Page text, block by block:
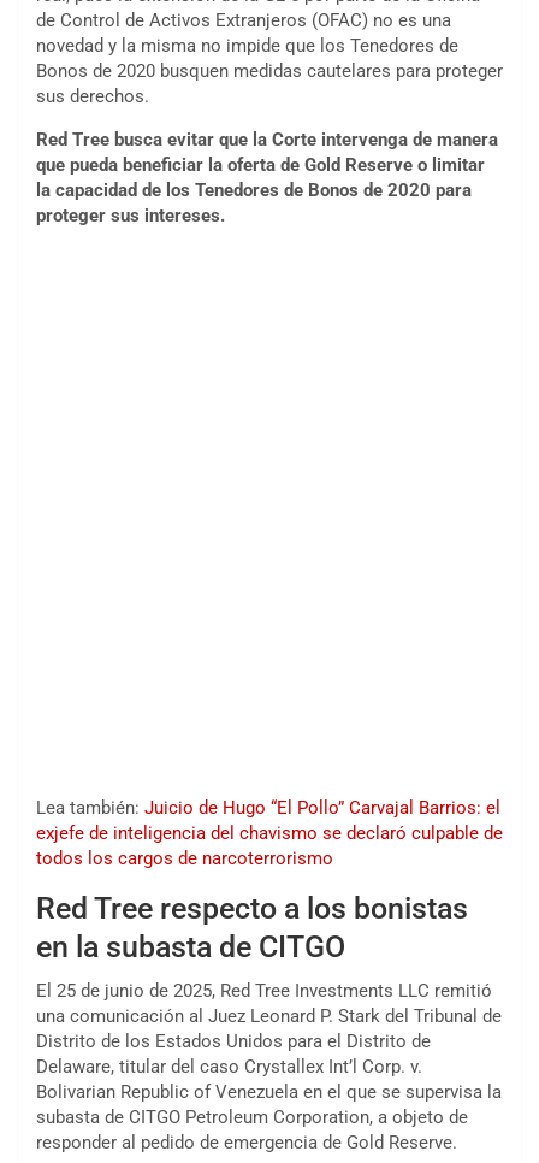
de Control de Activos Extranjeros (OFAC) no es una
novedad y la misma no impide que los Tenedores de
Bonos de 2020 busquen medidas cautelares para proteger
sus derechos.
Red Tree busca evitar que la Corte intervenga de manera
que pueda beneficiar la oferta de Gold Reserve o limitar
la capacidad de los Tenedores de Bonos de 2020 para
proteger sus intereses.
Lea también: Juicio de Hugo “El Pollo” Carvajal Barrios: el
exjefe de inteligencia del chavismo se declaró culpable de
todos los cargos de narcoterrorismo
Red Tree respecto a los bonistas
en la subasta de CITGO
El 25 de junio de 2025, Red Tree Investments LLC remitió
una comunicación al Juez Leonard P. Stark del Tribunal de
Distrito de los Estados Unidos para el Distrito de
Delaware, titular del caso Crystallex Int’l Corp. v.
Bolivarian Republic of Venezuela en el que se supervisa la
subasta de CITGO Petroleum Corporation, a objeto de
responder al pedido de emergencia de Gold Reserve.